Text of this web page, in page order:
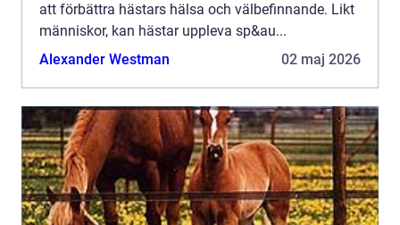
att förbättra hästars hälsa och välbefinnande. Likt
människor, kan hästar uppleva sp&au...
Alexander Westman
02 maj 2026